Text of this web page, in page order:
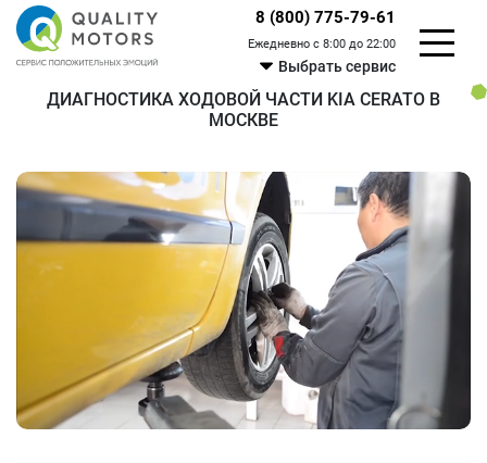
8 (800) 775-79-61
Ежедневно с 8:00 до 22:00
Выбрать сервис
ДИАГНОСТИКА ХОДОВОЙ ЧАСТИ KIA CERATO В
МОСКВЕ